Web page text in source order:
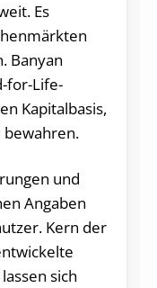
Es
Banyan
for-Life-
Kapitalbasis,
bewahren.
und
Angaben
Kern der
sich